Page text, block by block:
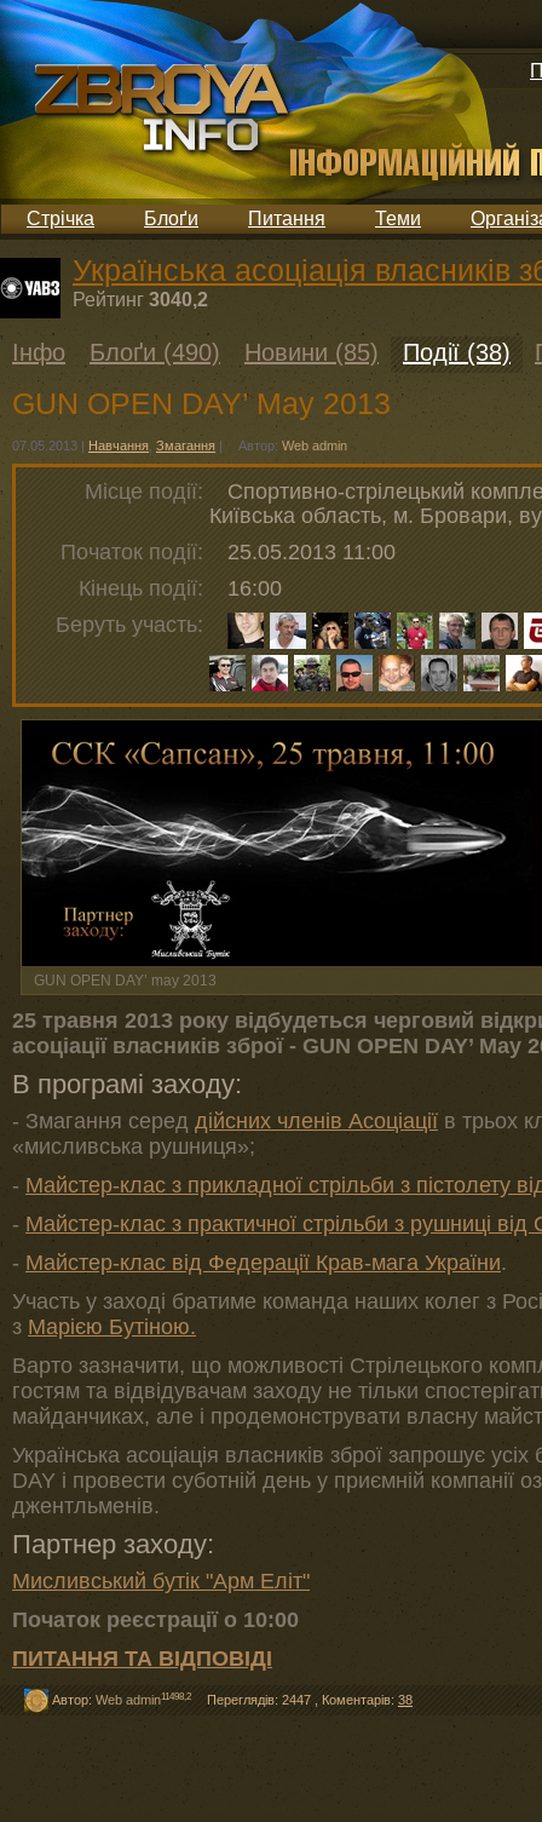
Стрічка Блоґи Питання Теми
Українська асоціація власників
Рейтинг 3040,2
Інфо Блоґи (490) Новини (85) Події (38)
GUN OPEN DAY’ May 2013
07.05.2013 | Навчання Змагання | Автор: Web admin
Місце події:
Спортивно-стрілецький
Київська область, м. Бровари,
Початок події:
25.05.2013 11:00
Кінець події:
16:00
Беруть участь:
GUN OPEN DAY’ may 2013
25 травня 2013 року відбудеться черговий
асоціації власників зброї - GUN OPEN DAY’ May
В програмі заходу:
- Змагання серед дійсних членів Асоціації в трьох
«мисливська рушниця»;
- Майстер-клас з прикладної стрільби з пістолету
- Майстер-клас з практичної стрільби з рушниці від
- Майстер-клас від Федерації Крав-мага України.
Участь у заході братиме команда наших колег з
з Марією Бутіною.
Варто зазначити, що можливості Стрілецького
гостям та відвідувачам заходу не тільки
майданчиках, але і продемонструвати власну
Українська асоціація власників зброї запрошує
DAY і провести суботній день у приємній компанії
джентльменів.
Партнер заходу:
Мисливський бутік "Арм Еліт"
Початок реєстрації о 10:00
ПИТАННЯ ТА ВІДПОВІДІ
Автор: Web admin11498,2 Переглядів: 2447 Коментарів: 38